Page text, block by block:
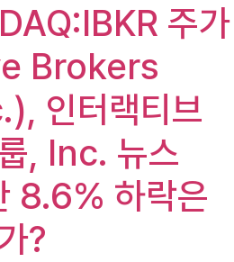
주가
Brokers
인터랙티브
, Inc. 뉴스
8.6% 하락은
?